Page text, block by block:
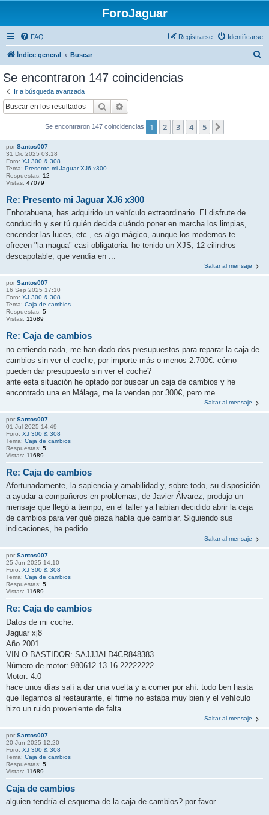
ForoJaguar
FAQ Identificarse
Registrarse
Índice general Buscar
Se encontraron 147 coincidencias
Ir a búsqueda avanzada
Buscar
Se encontraron 147 coincidencias 1 2 3 4 5
por Santos007
31 Dic 2025 03:18
Foro: XJ 300 & 308
Tema: Presento mi Jaguar XJ6 x300
Respuestas: 12
Vistas: 47079
Re: Presento mi Jaguar XJ6 x300
Enhorabuena, has adquirido un vehículo extraordinario. El disfrute de
conducirlo y ser tú quién decida cuándo poner en marcha los limpias,
encender las luces, etc., es algo mágico, aunque los modernos te
ofrecen "la magua" casi obligatoria. he tenido un XJS, 12 cilindros
descapotable, que vendía en ...
Saltar al mensaje
por Santos007
16 Sep 2025 17:10
Foro: XJ 300 & 308
Tema: Caja de cambios
Respuestas: 5
Vistas: 11689
Re: Caja de cambios
no entiendo nada, me han dado dos presupuestos para reparar la caja de
cambios sin ver el coche, por importe más o menos 2.700€. cómo
pueden dar presupuesto sin ver el coche?
ante esta situación he optado por buscar un caja de cambios y he
encontrado una en Málaga, me la venden por 300€, pero me ...
Saltar al mensaje
por Santos007
01 Jul 2025 14:49
Foro: XJ 300 & 308
Tema: Caja de cambios
Respuestas: 5
Vistas: 11689
Re: Caja de cambios
Afortunadamente, la sapiencia y amabilidad y, sobre todo, su disposición
a ayudar a compañeros en problemas, de Javier Álvarez, produjo un
mensaje que llegó a tiempo; en el taller ya habían decidido abrir la caja
de cambios para ver qué pieza había que cambiar. Siguiendo sus
indicaciones, he pedido ...
Saltar al mensaje
por Santos007
25 Jun 2025 14:10
Foro: XJ 300 & 308
Tema: Caja de cambios
Respuestas: 5
Vistas: 11689
Re: Caja de cambios
Datos de mi coche:
Jaguar xj8
Año 2001
VIN O BASTIDOR: SAJJJALD4CR848383
Número de motor: 980612 13 16 22222222
Motor: 4.0
hace unos días salí a dar una vuelta y a comer por ahí. todo ben hasta
que llegamos al restaurante, el firme no estaba muy bien y el vehículo
hizo un ruido proveniente de falta ...
Saltar al mensaje
por Santos007
20 Jun 2025 12:20
Foro: XJ 300 & 308
Tema: Caja de cambios
Respuestas: 5
Vistas: 11689
Caja de cambios
alguien tendría el esquema de la caja de cambios? por favor